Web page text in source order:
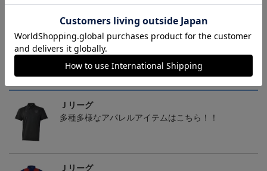
【S～4XL】2026/27ユニ
フォーム オーセンティッ
クモデル:FP1st
【S～4XL】2026/27ユニ
フォーム オーセンティッ
クモデル:GK
会員特典
タオルマフラー
トピックス
Ｊリーグ
多種多様なアパレルアイテムはこちら！！
Ｊリーグ